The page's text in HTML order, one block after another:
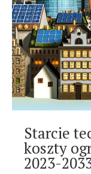
Starcie
koszty
2023-